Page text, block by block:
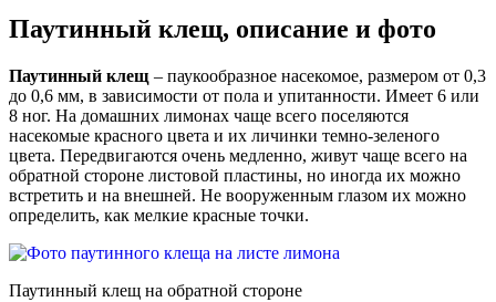
Паутинный клещ, описание и фото
Паутинный клещ – паукообразное насекомое, размером от 0,3
до 0,6 мм, в зависимости от пола и упитанности. Имеет 6 или
8 ног. На домашних лимонах чаще всего поселяются
насекомые красного цвета и их личинки темно-зеленого
цвета. Передвигаются очень медленно, живут чаще всего на
обратной стороне листовой пластины, но иногда их можно
встретить и на внешней. Не вооруженным глазом их можно
определить, как мелкие красные точки.
Паутинный клещ на обратной стороне